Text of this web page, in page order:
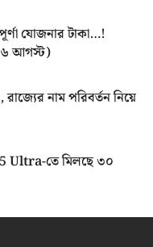
যোজনার টাকা…!
আগস্ট)
নাম পরিবর্তন নিয়ে
Ultra-তে মিলছে ৩০